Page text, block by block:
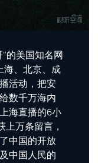
的美国知名网
海、北京、成
活动，把安
数千万海内
海直播的6小
上万条留言，
中国的开放
中国人民的